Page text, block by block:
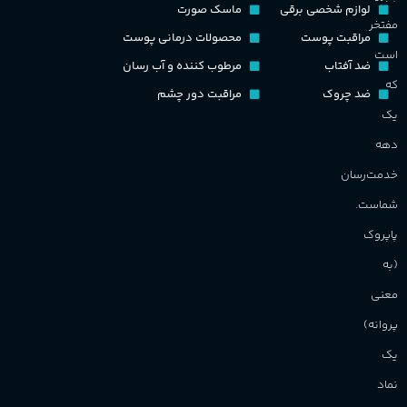
طبع
گروه بویایی
ماندگاری
آقایان
نت‌های چوبی
مفتخر
است
که
یک
دهه
خدمت‌رسان
شماست.
پاپروک
(به
معنی
پروانه)
یک
نماد
لوازم شخصی برقی
مراقبت پوست
ضد آفتاب
ضد چروک
ماسک صورت
محصولات درمانی پوست
مرطوب کننده و آب رسان
مراقبت دور چشم